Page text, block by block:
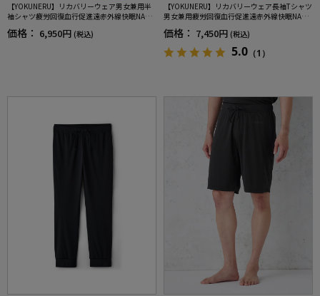
【YOKUNERU】リカバリーウェア男女兼用半
袖シャツ疲労回復血行促進遠赤外線快眠NANO
MIX(R)【一般医療機器】SS～LLサイズ
価格： 6,950円 (税込)
【YOKUNERU】リカバリーウェア長袖Tシャツ
男女兼用疲労回復血行促進遠赤外線快眠NANO
MIX(R)【一般医療機器】SS～LLサイズ
価格： 7,450円 (税込)
5.0 （1）